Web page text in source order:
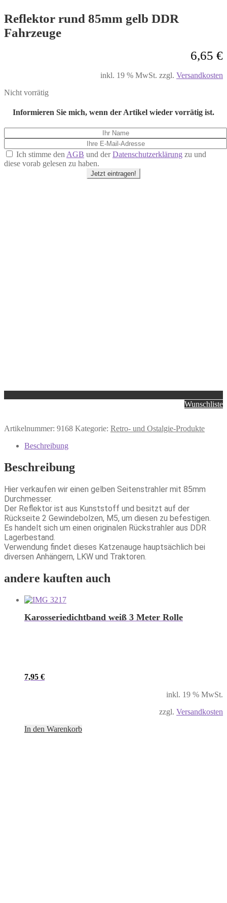
Reflektor rund 85mm gelb DDR
Fahrzeuge
6,65 €
inkl. 19 % MwSt. zzgl. Versandkosten
Nicht vorrätig
Informieren Sie mich, wenn der Artikel wieder vorrätig ist.
Ich stimme den AGB und derDatenschutzerklärung zu und
diese vorab gelesen zu haben.
Jetzt eintragen!
Wunschliste
Artikelnummer: 9168 Kategorie: Retro- und Ostalgie-Produkte
Beschreibung
Beschreibung
Hier verkaufen wir einen gelben Seitenstrahler mit 85mm
Durchmesser.
Der Reflektor ist aus Kunststoff und besitzt auf der
Rückseite 2 Gewindebolzen, M5, um diesen zu befestigen.
Es handelt sich um einen originalen Rückstrahler aus DDR
Lagerbestand.
Verwendung findet dieses Katzenauge hauptsächlich bei
diversen Anhängern, LKW und Traktoren.
andere kauften auch
Karosseriedichtband weiß 3 Meter Rolle
7,95 €
inkl. 19 % MwSt.
zzgl. Versandkosten
In den Warenkorb